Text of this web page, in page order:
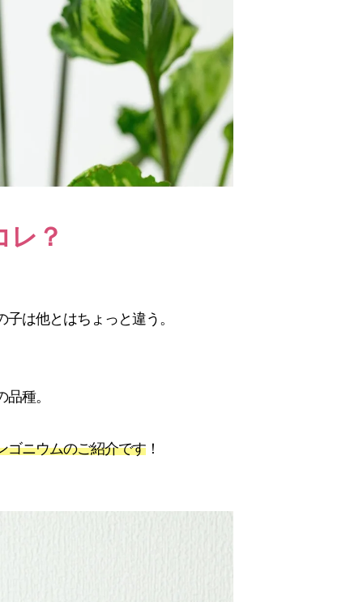
レ？
は他とはちょっと違う。
種。
ゴニウムのご紹介です ！